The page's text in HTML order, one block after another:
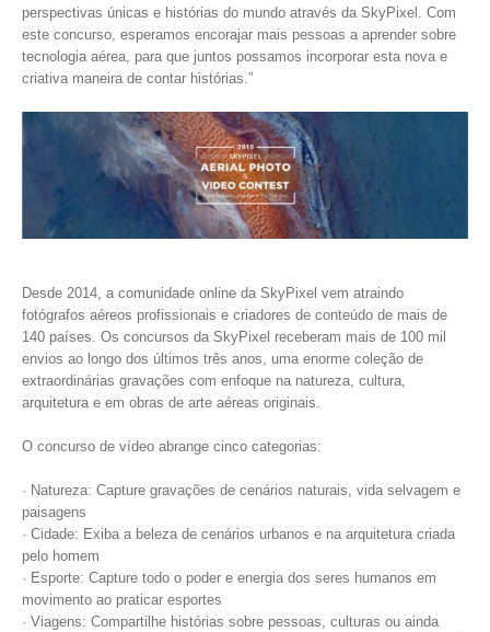
perspectivas únicas e histórias do mundo através da SkyPixel. Com
este concurso, esperamos encorajar mais pessoas a aprender sobre
tecnologia aérea, para que juntos possamos incorporar esta nova e
criativa maneira de contar histórias.”
Desde 2014, a comunidade online da SkyPixel vem atraindo
fotógrafos aéreos profissionais e criadores de conteúdo de mais de
140 países. Os concursos da SkyPixel receberam mais de 100 mil
envios ao longo dos últimos três anos, uma enorme coleção de
extraordinárias gravações com enfoque na natureza, cultura,
arquitetura e em obras de arte aéreas originais.
O concurso de vídeo abrange cinco categorias:
· Natureza: Capture gravações de cenários naturais, vida selvagem e
paisagens
· Cidade: Exiba a beleza de cenários urbanos e na arquitetura criada
pelo homem
· Esporte: Capture todo o poder e energia dos seres humanos em
movimento ao praticar esportes
· Viagens: Compartilhe histórias sobre pessoas, culturas ou ainda